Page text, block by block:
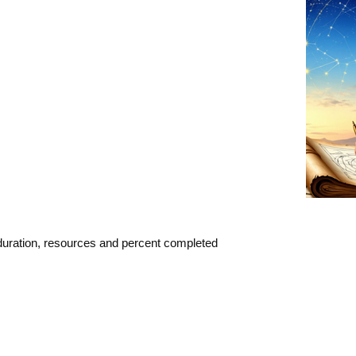
resources and percent completed